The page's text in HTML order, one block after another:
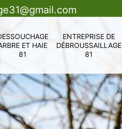
ET HAIE
81
ENTREPRISE DE
DÉBROUSSAILLAGE
81